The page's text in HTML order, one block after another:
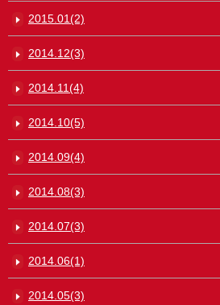
2015.01(2)
2014.12(3)
2014.11(4)
2014.10(5)
2014.09(4)
2014.08(3)
2014.07(3)
2014.06(1)
2014.05(3)